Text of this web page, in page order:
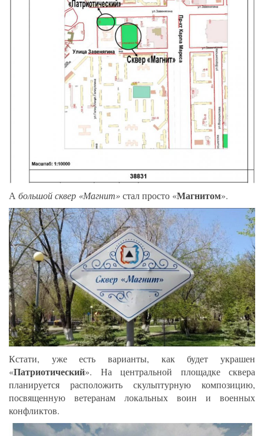
А большой сквер «Магнит»стал просто «Магнитом».
Кстати, уже есть варианты, как будет украшен
«Патриотический». На центральной площадке сквера
планируется расположить скульптурную композицию,
посвященную ветеранам локальных воин и военных
конфликтов.